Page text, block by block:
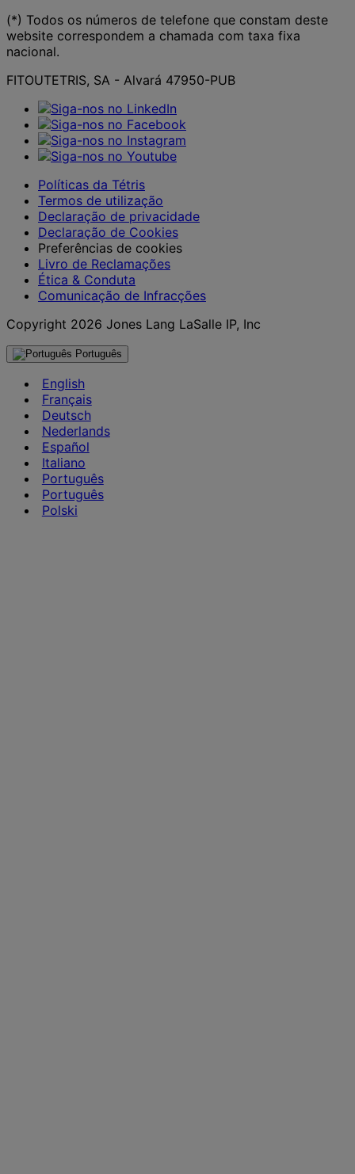
(*) Todos os números de telefone que constam deste
website correspondem a chamada com taxa fixa
nacional.
FITOUTETRIS, SA - Alvará 47950-PUB
Políticas da Tétris
Termos de utilização
Declaração de privacidade
Declaração de Cookies
Preferências de cookies
Livro de Reclamações
Ética & Conduta
Comunicação de Infracções
Copyright 2026 Jones Lang LaSalle IP, Inc
Português
English
Français
Deutsch
Nederlands
Español
Italiano
Português
Português
Polski